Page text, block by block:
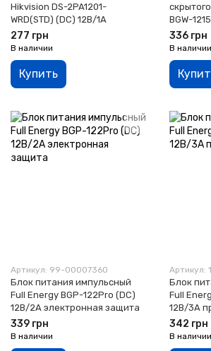
Hikvision DS-2PA1201-
WRD(STD) (DC) 12В/1А
277 грн
В наличии
Купить
BGW-
336 грн
В наличии
Артикул: 99-00007360
Блок питания импульсный
Full Energy BGP-122Pro (DC)
12В/2А электронная защита
339 грн
В наличии
Артикул:
Блок
Full
12В/3А
342 грн
В наличии